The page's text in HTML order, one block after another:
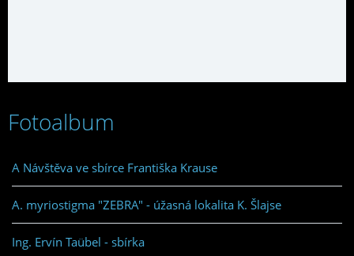
Fotoalbum
A Návštěva ve sbírce Františka Krause
A. myriostigma "ZEBRA" - úžasná lokalita K. Šlajse
Ing. Ervín Taübel - sbírka